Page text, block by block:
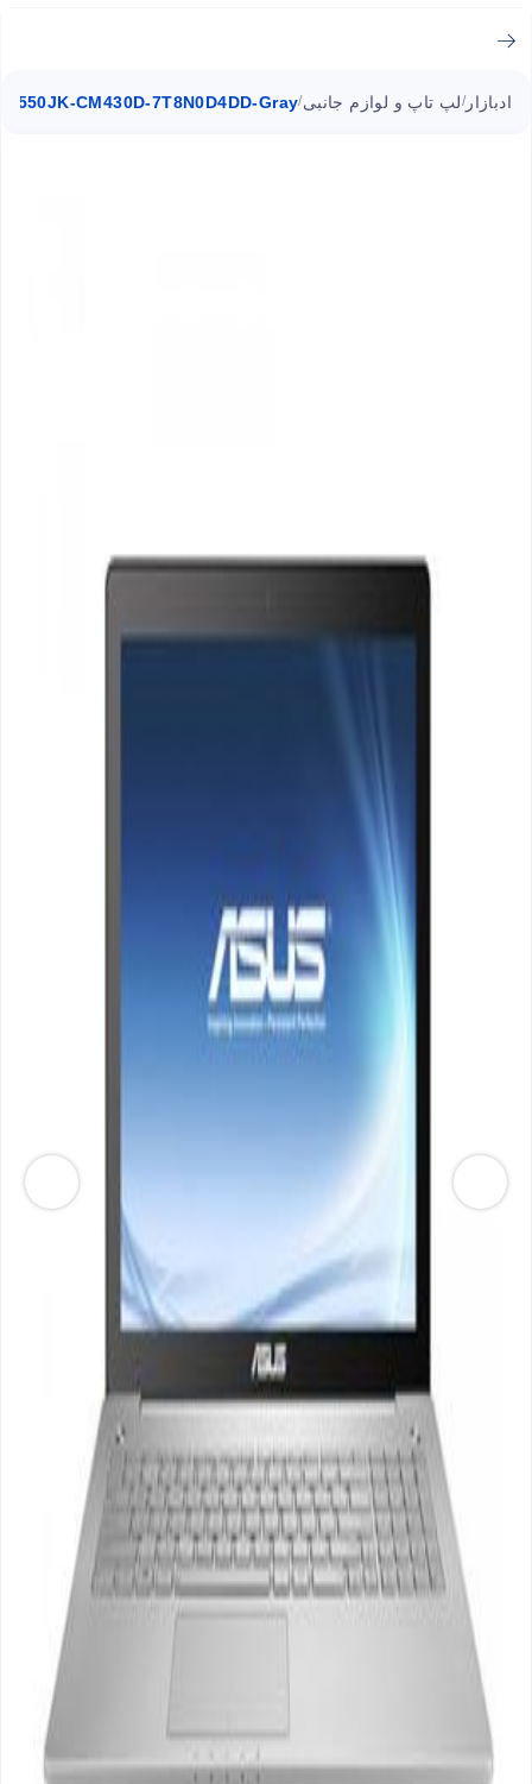
ادبازار /لپ تاپ و لوازم جانبی/
CM430D-7T8N0D4DD-Gray